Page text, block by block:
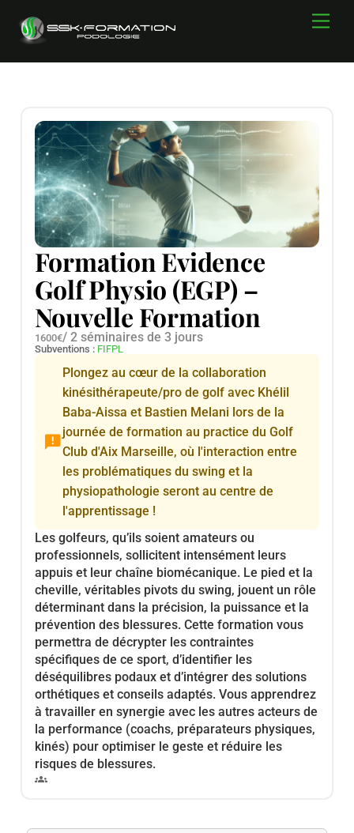
content
Formation Evidence
Golf Physio (EGP) –
Nouvelle Formation
1600€/ 2 séminaires de 3 jours
Subventions : FIFPL
announcement
Plongez au cœur de la collaboration
kinésithérapeute/pro de golf avec Khélil
Baba-Aissa et Bastien Melani lors de la
journée de formation au practice du Golf
Club d'Aix Marseille, où l'interaction entre
les problématiques du swing et la
physiopathologie seront au centre de
l'apprentissage !
Les golfeurs, qu’ils soient amateurs ou
professionnels, sollicitent intensément leurs
appuis et leur chaîne biomécanique. Le pied et la
cheville, véritables pivots du swing, jouent un rôle
déterminant dans la précision, la puissance et la
prévention des blessures. Cette formation vous
permettra de décrypter les contraintes
spécifiques de ce sport, d’identifier les
déséquilibres podaux et d’intégrer des solutions
orthétiques et conseils adaptés. Vous apprendrez
à travailler en synergie avec les autres acteurs de
la performance (coachs, préparateurs physiques,
kinés) pour optimiser le geste et réduire les
risques de blessures.
groups